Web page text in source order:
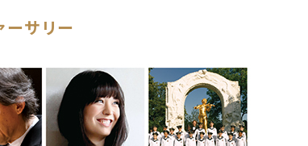
ーサリー